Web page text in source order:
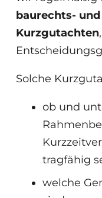
baurechts-
Kurzgutachten
Solche
ob und
tragfähig
welche